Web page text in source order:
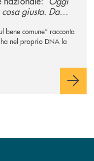
giusta. Da
bene comune” racconta
nel proprio DNA la